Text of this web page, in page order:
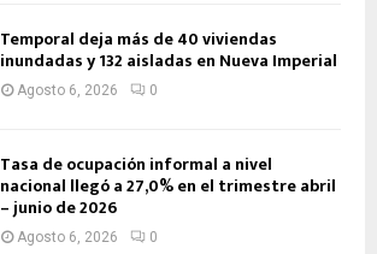
Temporal deja más de 40 viviendas
inundadas y 132 aisladas en Nueva Imperial
Agosto 6, 2026 0
Tasa de ocupación informal a nivel
nacional llegó a 27,0% en el trimestre abril
– junio de 2026
Agosto 6, 2026 0